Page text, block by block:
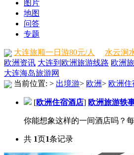
图片
地图
问答
专题
大连旅顺一日游80元/人 水云涧
欧洲资讯 大连到欧洲旅游线路 欧洲
大连海岛旅游网
当前位置: > 出境游> 欧洲> 欧洲
[欧洲住宿酒店] 欧洲旅游轶
你能想象这样的一间酒店吗？
共 1页1条记录